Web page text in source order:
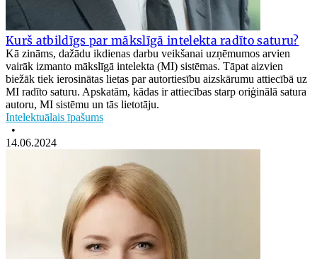
Kurš atbildīgs par mākslīgā intelekta radīto saturu?
Kā zināms, dažādu ikdienas darbu veikšanai uzņēmumos arvien
vairāk izmanto mākslīgā intelekta (MI) sistēmas. Tāpat aizvien
biežāk tiek ierosinātas lietas par autortiesību aizskārumu attiecībā uz
MI radīto saturu. Apskatām, kādas ir attiecības starp oriģinālā satura
autoru, MI sistēmu un tās lietotāju.
Intelektuālais īpašums
•
14.06.2024